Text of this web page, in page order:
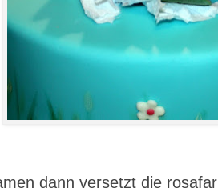
dann versetzt die